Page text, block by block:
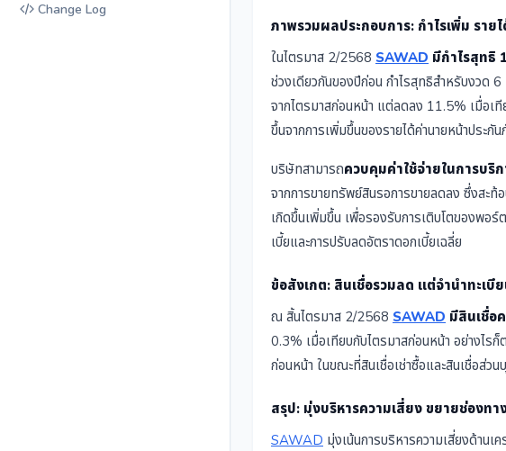
Change Log
ภาพรวมผลประกอบการ: กำไรเพิ่ม ราย
ในไตรมาส 2/2568 SAWAD มีกำไรสุทธิ
ช่วงเดียวกันของปีก่อน กำไรสุทธิสำหรับงวด
จากไตรมาสก่อนหน้า แต่ลดลง 11.5% เมื่อเ
ขึ้นจากการเพิ่มขึ้นของรายได้ค่านายหน้าประกัน
บริษัทสามารถควบคุมค่าใช้จ่ายในการบริ
จากการขายทรัพย์สินรอการขายลดลง ซึ่งสะ
เกิดขึ้นเพิ่มขึ้น เพื่อรองรับการเติบโตของพอร์
เบี้ยและการปรับลดอัตราดอกเบี้ยเฉลี่ย
ข้อสังเกต: สินเชื่อรวมลด แต่จำนำทะเบี
ณ สิ้นไตรมาส 2/2568 SAWAD มีสินเชื่อ
0.3% เมื่อเทียบกับไตรมาสก่อนหน้า อย่างไรก็
ก่อนหน้า ในขณะที่สินเชื่อเช่าซื้อและสินเชื่อส่ว
สรุป: มุ่งบริหารความเสี่ยง ขยายช่องทา
SAWAD มุ่งเน้นการบริหารความเสี่ยงด้าน